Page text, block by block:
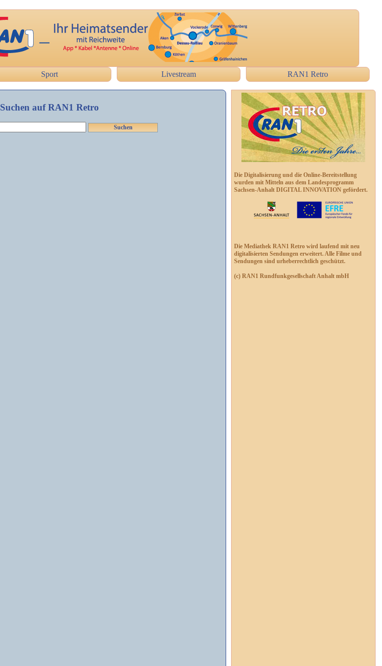
Sport Livestream RAN1 Retro
Suchen auf RAN1 Retro
Suchen
Die Digitalisierung und die Online-Bereitstellung
wurden mit Mitteln aus dem Landesprogramm
Sachsen-Anhalt DIGITAL INNOVATION gefördert.
Die Mediathek RAN1 Retro wird laufend mit neu
digitalisierten Sendungen erweitert. Alle Filme und
Sendungen sind urheberrechtlich geschützt.
(c) RAN1 Rundfunkgesellschaft Anhalt mbH